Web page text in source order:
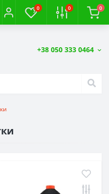
0 0 0
+38 050 333 0464